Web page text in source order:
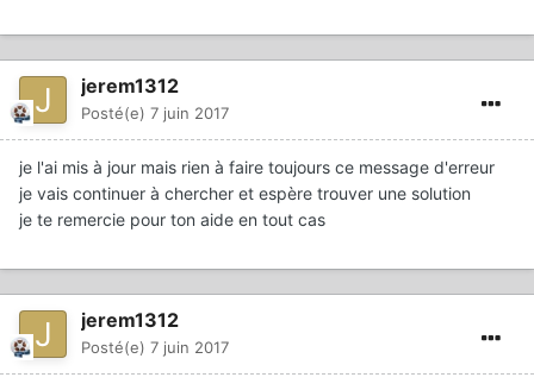
jerem1312
Posté(e) 7 juin 2017
je l'ai mis à jour mais rien à faire toujours ce message d'erreur
je vais continuer à chercher et espère trouver une solution
je te remercie pour ton aide en tout cas
jerem1312
Posté(e) 7 juin 2017